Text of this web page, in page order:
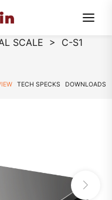
SCALE >
C-S1
TECH SPECKS DOWNLOADS